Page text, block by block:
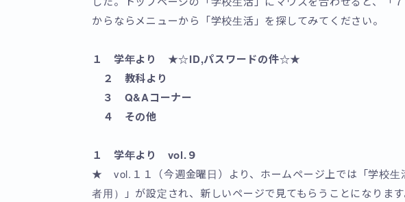
からならメニューから「学校生活」を探してみてください。
１ 学年より ★☆ID,パスワードの件☆★
２ 教科より
３ Q&Aコーナー
４ その他
１ 学年より vol.９
★ vol.１１（今週金曜日）より、ホームページ上では「学校生
者用）」が設定され、新しいページで見てもらうことになりま